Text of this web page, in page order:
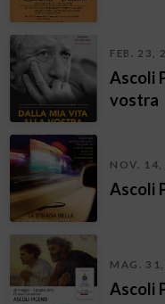
FEB. 23,
Ascoli
vostra
NOV.
Ascoli
MAG.
Ascoli